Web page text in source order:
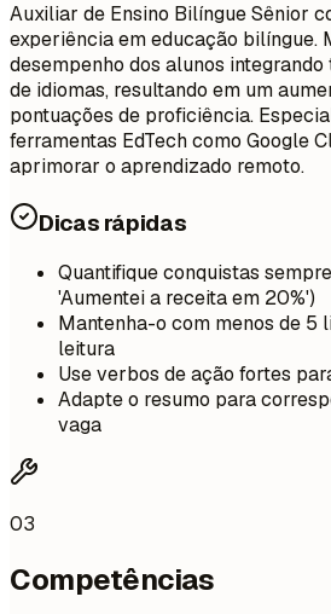
Auxiliar de Ensino Bilíngue Sênior
experiência em educação bilíngue.
desempenho dos alunos
de idiomas, resultando em um
pontuações de proficiência.
ferramentas EdTech como Google
aprimorar o aprendizado remoto.
Dicas rápidas
Quantifique conquistas
'Aumentei a receita em 20%')
Mantenha-o com menos de 5
leitura
Use verbos de ação fortes
Adapte o resumo para
vaga
03
Competências